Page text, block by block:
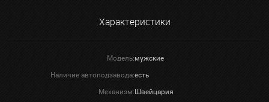
Характеристики
Модель:мужские
Наличие автоподзавода:есть
Механизм:Швейцария